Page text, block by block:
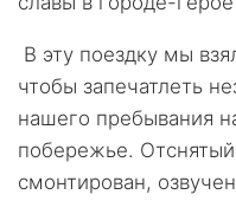
В эту поездку мы
чтобы запечатлеть
нашего пребывания
побережье.
смонтирован,